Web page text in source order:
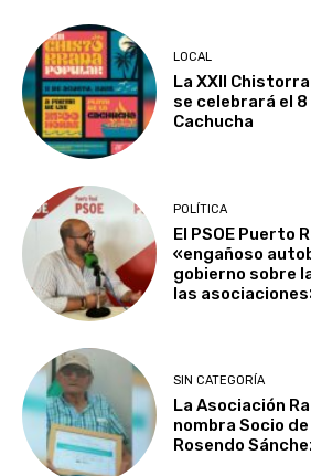
LOCAL
La XXII
se celebrará el
Cachucha
POLÍTICA
El PSOE Puerto
«engañoso
gobierno sobre
las
SIN CATEGORÍA
La Asociación
nombra Socio
Rosendo